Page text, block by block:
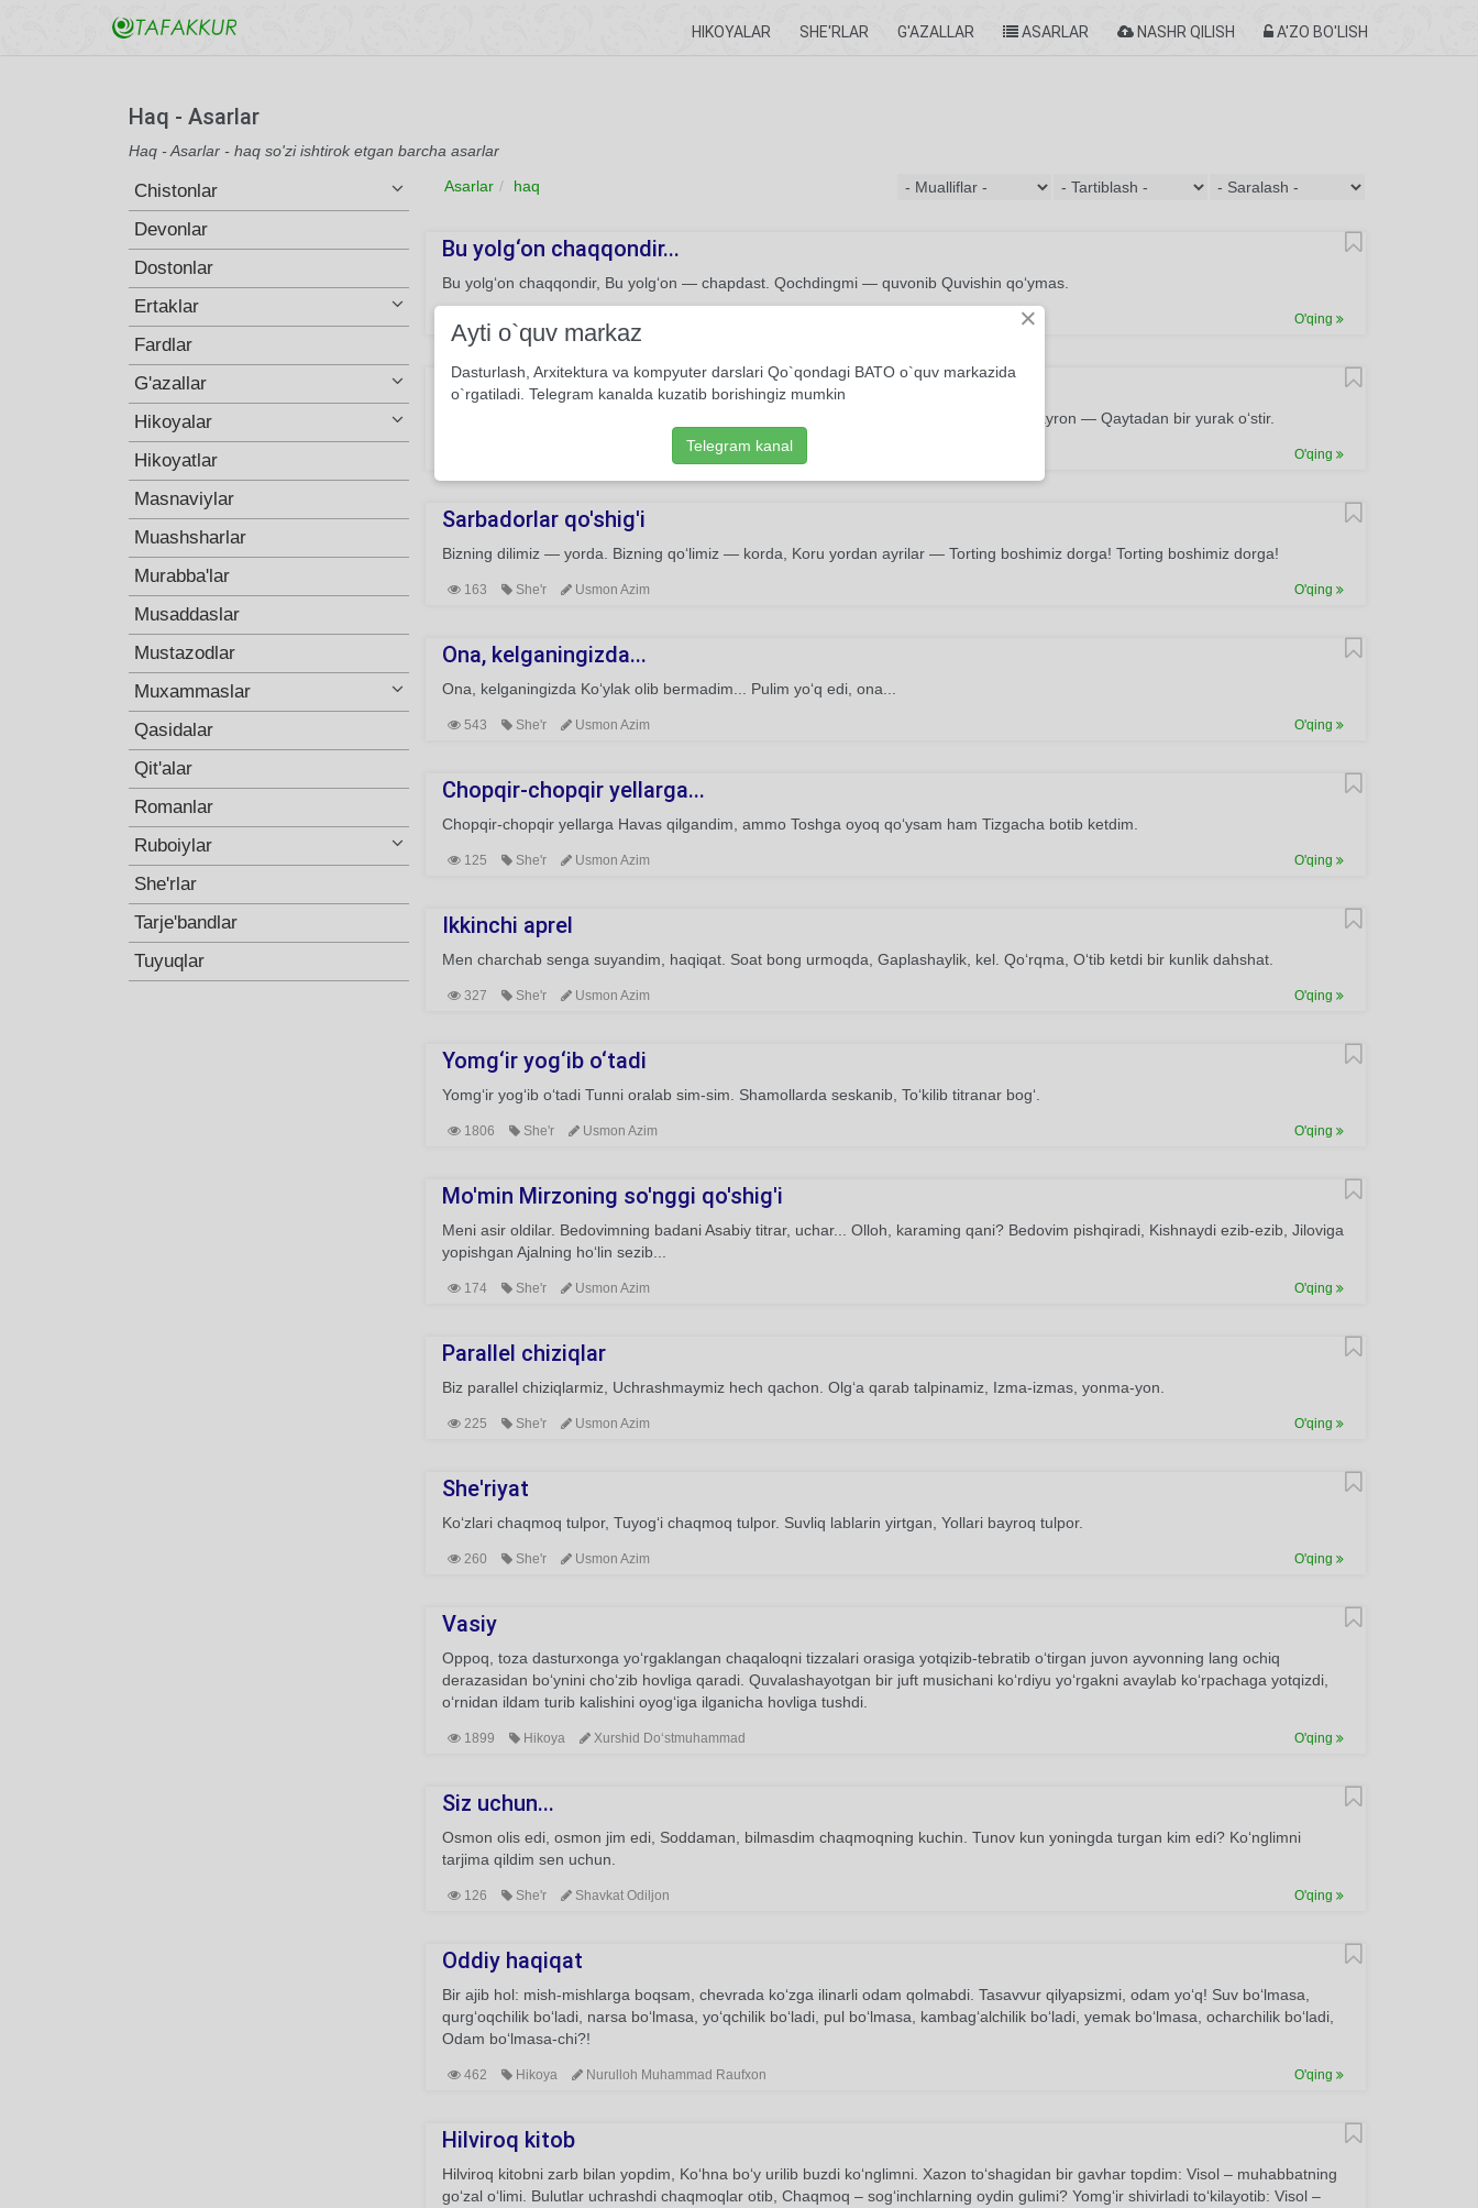
HIKOYALAR SHE'RLAR G'AZALLAR ASARLAR NASHR QILISH A'ZO BO'LISH
Haq - Asarlar
Haq - Asarlar - haq so'zi ishtirok etgan barcha asarlar
Chistonlar
Devonlar
Dostonlar
Ertaklar
Fardlar
G'azallar
Hikoyalar
Hikoyatlar
Masnaviylar
Muashsharlar
Murabba'lar
Musaddaslar
Mustazodlar
Muxammaslar
Qasidalar
Qit'alar
Romanlar
Ruboiylar
She'rlar
Tarje'bandlar
Tuyuqlar
Asarlar haq
Bu yolg‘on chaqqondir...
Bu yolg‘on chaqqondir, Bu yolg‘on — chapdast. Qochdingmi — quvonib Quvishin qo‘ymas.
O'qing
Taxtli ko‘ngil — faqir bo‘lgin...
Odamgamas, haqqa ishon, Sen kim bo‘lsang — shudir zamon. Ko‘ksingni buz, etgin vayron — Qaytadan bir yurak o‘stir.
O'qing
Sarbadorlar qo'shig'i
Bizning dilimiz — yorda. Bizning qo‘limiz — korda, Koru yordan ayrilar — Torting boshimiz dorga! Torting boshimiz dorga!
163 She'r Usmon Azim O'qing
Ona, kelganingizda...
Ona, kelganingizda Ko‘ylak olib bermadim... Pulim yo‘q edi, ona...
543 She'r Usmon Azim O'qing
Chopqir-chopqir yellarga...
Chopqir-chopqir yellarga Havas qilgandim, ammo Toshga oyoq qo‘ysam ham Tizgacha botib ketdim.
125 She'r Usmon Azim O'qing
Ikkinchi aprel
Men charchab senga suyandim, haqiqat. Soat bong urmoqda, Gaplashaylik, kel. Qo‘rqma, O‘tib ketdi bir kunlik dahshat.
327 She'r Usmon Azim O'qing
Yomg‘ir yog‘ib o‘tadi
Yomg‘ir yog‘ib o‘tadi Tunni oralab sim-sim. Shamollarda seskanib, To‘kilib titranar bog‘.
1806 She'r Usmon Azim O'qing
Mo'min Mirzoning so'nggi qo'shig'i
Meni asir oldilar. Bedovimning badani Asabiy titrar, uchar... Olloh, karaming qani? Bedovim pishqiradi, Kishnaydi ezib-ezib, Jiloviga
yopishgan Ajalning ho‘lin sezib...
174 She'r Usmon Azim O'qing
Parallel chiziqlar
Biz parallel chiziqlarmiz, Uchrashmaymiz hech qachon. Olg‘a qarab talpinamiz, Izma-izmas, yonma-yon.
225 She'r Usmon Azim O'qing
She'riyat
Ko‘zlari chaqmoq tulpor, Tuyog‘i chaqmoq tulpor. Suvliq lablarin yirtgan, Yollari bayroq tulpor.
260 She'r Usmon Azim O'qing
Vasiy
Oppoq, toza dasturxonga yo‘rgaklangan chaqaloqni tizzalari orasiga yotqizib-tebratib o‘tirgan juvon ayvonning lang ochiq
derazasidan bo‘ynini cho‘zib hovliga qaradi. Quvalashayotgan bir juft musichani ko‘rdiyu yo‘rgakni avaylab ko‘rpachaga yotqizdi,
o‘rnidan ildam turib kalishini oyog‘iga ilganicha hovliga tushdi.
1899 Hikoya Xurshid Do‘stmuhammad O'qing
Siz uchun...
Osmon olis edi, osmon jim edi, Soddaman, bilmasdim chaqmoqning kuchin. Tunov kun yoningda turgan kim edi? Ko‘nglimni
tarjima qildim sen uchun.
126 She'r Shavkat Odiljon O'qing
Oddiy haqiqat
Bir ajib hol: mish-mishlarga boqsam, chevrada ko‘zga ilinarli odam qolmabdi. Tasavvur qilyapsizmi, odam yo‘q! Suv bo‘lmasa,
qurg‘oqchilik bo‘ladi, narsa bo‘lmasa, yo‘qchilik bo‘ladi, pul bo‘lmasa, kambag‘alchilik bo‘ladi, yemak bo‘lmasa, ocharchilik bo‘ladi,
Odam bo‘lmasa-chi?!
462 Hikoya Nurulloh Muhammad Raufxon O'qing
Hilviroq kitob
Hilviroq kitobni zarb bilan yopdim, Ko‘hna bo‘y urilib buzdi ko‘nglimni. Xazon to‘shagidan bir gavhar topdim: Visol – muhabbatning
go‘zal o‘limi. Bulutlar uchrashdi chaqmoqlar otib, Chaqmoq – sog‘inchlarning oydin gulimi? Yomg‘ir shivirladi to‘kilayotib: Visol –
×
Ayti o`quv markaz
Dasturlash, Arxitektura va kompyuter darslari Qo`qondagi BATO o`quv markazida
o`rgatiladi. Telegram kanalda kuzatib borishingiz mumkin
Telegram kanal